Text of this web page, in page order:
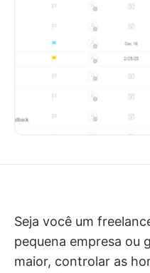
Seja você um
pequena empresa ou
maior, controlar as